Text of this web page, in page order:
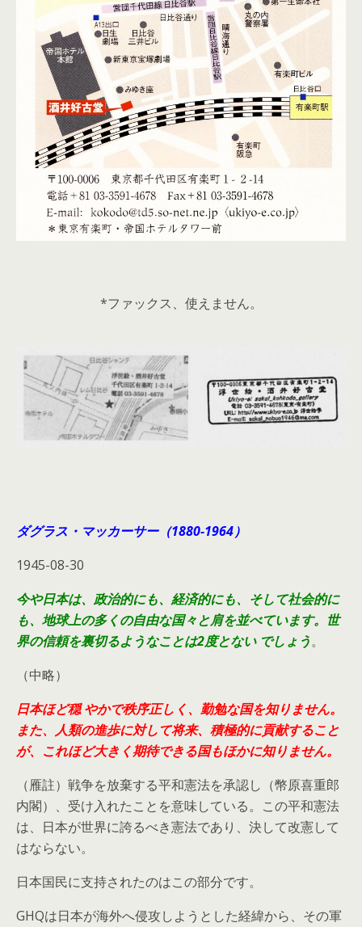
*ファックス、使えません。
ダグラス・マッカーサー（1880-1964）
1945-08-30
今や日本は、政治的にも、経済的にも、そして社会的に
も、地球上の多くの自由な国々と肩を並べています。世
界の信頼を裏切るようなことは2度とない でしょう。
（中略）
日本ほど穏 やかで秩序正しく、勤勉な国を知りません。
また、人類の進歩に対して将来、積極的に貢献すること
が、これほど大きく期待できる国もほかに知りません。
（雁註）戦争を放棄する平和憲法を承認し（幣原喜重郎
内閣）、受け入れたことを意味している。この平和憲法
は、日本が世界に誇るべき憲法であり、決して改憲して
はならない。
日本国民に支持されたのはこの部分です。
GHQは日本が海外へ侵攻しようとした経緯から、その軍